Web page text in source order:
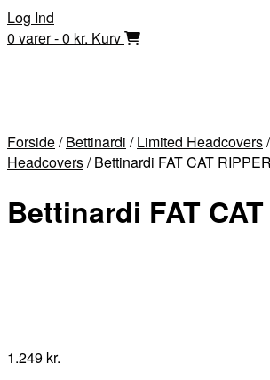
Skip
to
Log Ind
0 varer - 0 kr. Kurv
Forside/Bettinardi /Limited Headcovers/
Headcovers/ Bettinardi FAT CAT RIPPER
Bettinardi FAT
1.249 kr.